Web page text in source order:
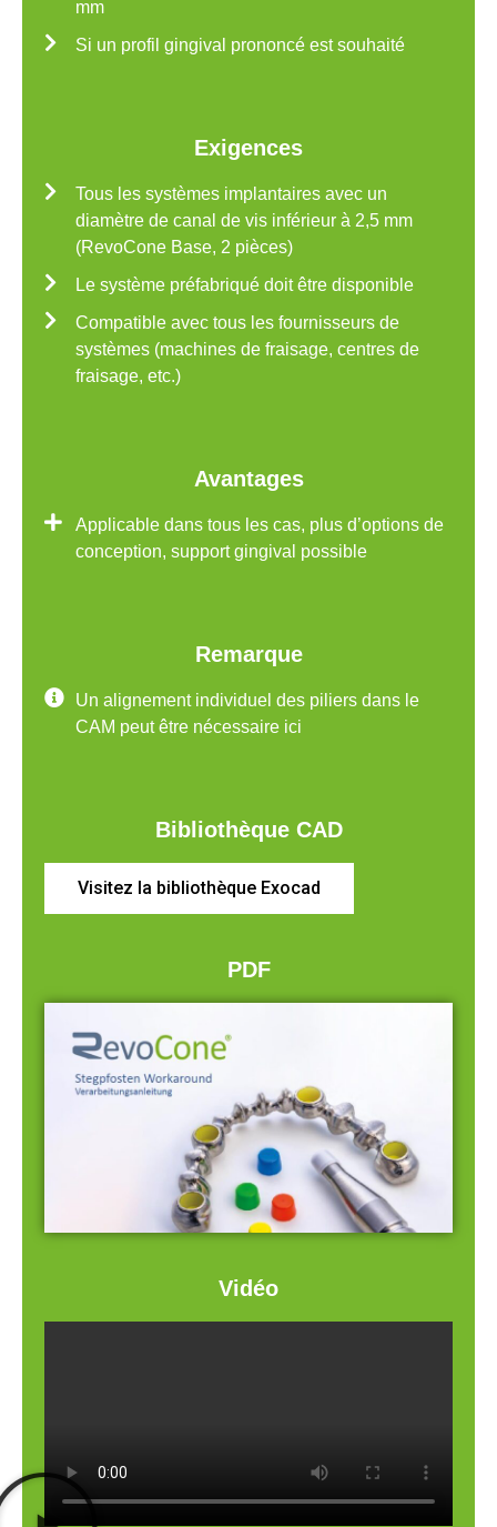
mm
Si un profil gingival prononcé est souhaité
Exigences
Tous les systèmes implantaires avec un
diamètre de canal de vis inférieur à 2,5 mm
(RevoCone Base, 2 pièces)
Le système préfabriqué doit être disponible
Compatible avec tous les fournisseurs de
systèmes (machines de fraisage, centres de
fraisage, etc.)
Avantages
Applicable dans tous les cas, plus d’options de
conception, support gingival possible
Remarque
Un alignement individuel des piliers dans le
CAM peut être nécessaire ici
Bibliothèque CAD
Visitez la bibliothèque Exocad
PDF
Vidéo